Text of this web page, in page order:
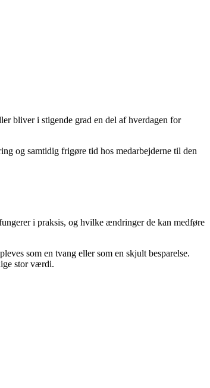
bliver i stigende grad en del af hverdagen for
og samtidig frigøre tid hos medarbejderne til den
i praksis, og hvilke ændringer de kan medføre
som en tvang eller som en skjult besparelse.
stor værdi.